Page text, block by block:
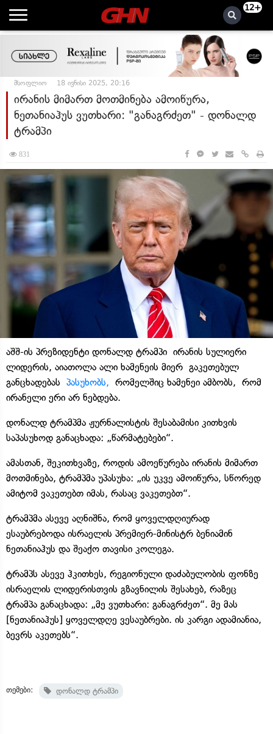
12+
მსოფლიო 18 ივნისი 2025, 20:16
ირანის მიმართ მოთმინება ამოიწურა,
ნეთანიაჰუს ვუთხარი: "განაგრძეთ" - დონალდ
ტრამპი
831
აშშ-ის პრეზიდენტი დონალდ ტრამპი ირანის სულიერი
ლიდერის, აიათოლა ალი ხამენეის მიერ გაკეთებულ
განცხადებას პასუხობს, რომელშიც ხამენეი ამბობს, რომ
ირანელი ერი არ ნებდება.
დონალდ ტრამპმა ჟურნალისტის შესაბამისი კითხვის
საპასუხოდ განაცხადა: „წარმატებები“.
ამასთან, შეკითხვაზე, როდის ამოეწურება ირანის მიმართ
მოთმინება, ტრამპმა უპასუხა: „ის უკვე ამოიწურა, სწორედ
ამიტომ ვაკეთებთ იმას, რასაც ვაკეთებთ“.
ტრამპმა ასევე აღნიშნა, რომ ყოველდღიურად
ესაუბრებოდა ისრაელის პრემიერ-მინისტრ ბენიამინ
ნეთანიაჰუს და შეაქო თავისი კოლეგა.
ტრამპს ასევე ჰკითხეს, რეგიონული დაძაბულობის ფონზე
ისრაელის ლიდერისთვის გზავნილის შესახებ, რაზეც
ტრამპა განაცხადა: „მე ვუთხარი: განაგრძეთ“. მე მას
[ნეთანიაჰუს] ყოველდღე ვესაუბრები. ის კარგი ადამიანია,
ბევრს აკეთებს“.
თემები: დონალდ ტრამპი